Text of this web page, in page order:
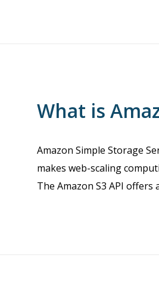
What is
Amazon Simple Storage
makes web-scaling
The Amazon S3 API